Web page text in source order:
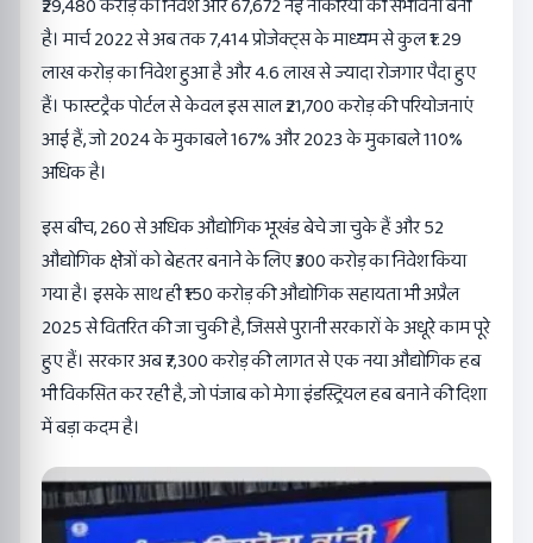
₹29,480 करोड़ का निवेश और 67,672 नई नौकरियों की संभावना बनी
है। मार्च 2022 से अब तक 7,414 प्रोजेक्ट्स के माध्यम से कुल ₹1.29
लाख करोड़ का निवेश हुआ है और 4.6 लाख से ज्यादा रोजगार पैदा हुए
हैं। फास्टट्रैक पोर्टल से केवल इस साल ₹21,700 करोड़ की परियोजनाएं
आई हैं, जो 2024 के मुकाबले 167% और 2023 के मुकाबले 110%
अधिक है।
इस बीच, 260 से अधिक औद्योगिक भूखंड बेचे जा चुके हैं और 52
औद्योगिक क्षेत्रों को बेहतर बनाने के लिए ₹300 करोड़ का निवेश किया
गया है। इसके साथ ही ₹150 करोड़ की औद्योगिक सहायता भी अप्रैल
2025 से वितरित की जा चुकी है, जिससे पुरानी सरकारों के अधूरे काम पूरे
हुए हैं। सरकार अब ₹7,300 करोड़ की लागत से एक नया औद्योगिक हब
भी विकसित कर रही है, जो पंजाब को मेगा इंडस्ट्रियल हब बनाने की दिशा
में बड़ा कदम है।